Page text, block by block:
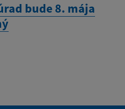
bude 8. mája